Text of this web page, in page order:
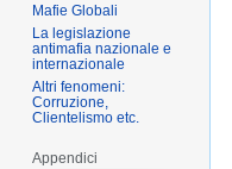
Mafie Globali
La legislazione
antimafia nazionale e
internazionale
Altri fenomeni:
Corruzione,
Clientelismo etc.
Appendici